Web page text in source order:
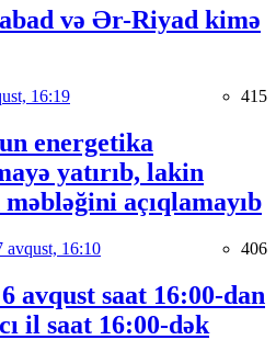
və Ər-Riyad kimə
16:19 415
energetika
yatırıb, lakin
açıqlamayıb
avqust, 16:10 406
avqust saat 16:00-dan
il saat 16:00-dək